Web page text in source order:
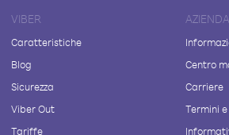
VIBER
Caratteristiche
Blog
Sicurezza
Viber Out
Tariffe
AZIENDA
Centro
Carriere
Termini